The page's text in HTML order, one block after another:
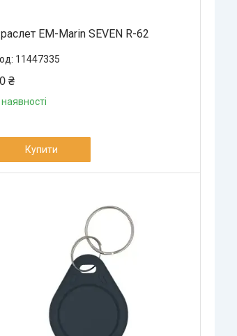
EM-Marin SEVEN R-62
11447335
₴
наявності
Купити